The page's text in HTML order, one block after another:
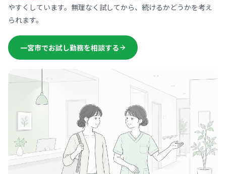
やすくしています。無理なく試してから、続けるかどうかを考え
られます。
一宮市でお試し勤務を相談する